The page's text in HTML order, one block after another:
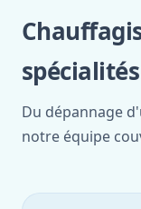
spécialités
Du dépannage
notre équipe